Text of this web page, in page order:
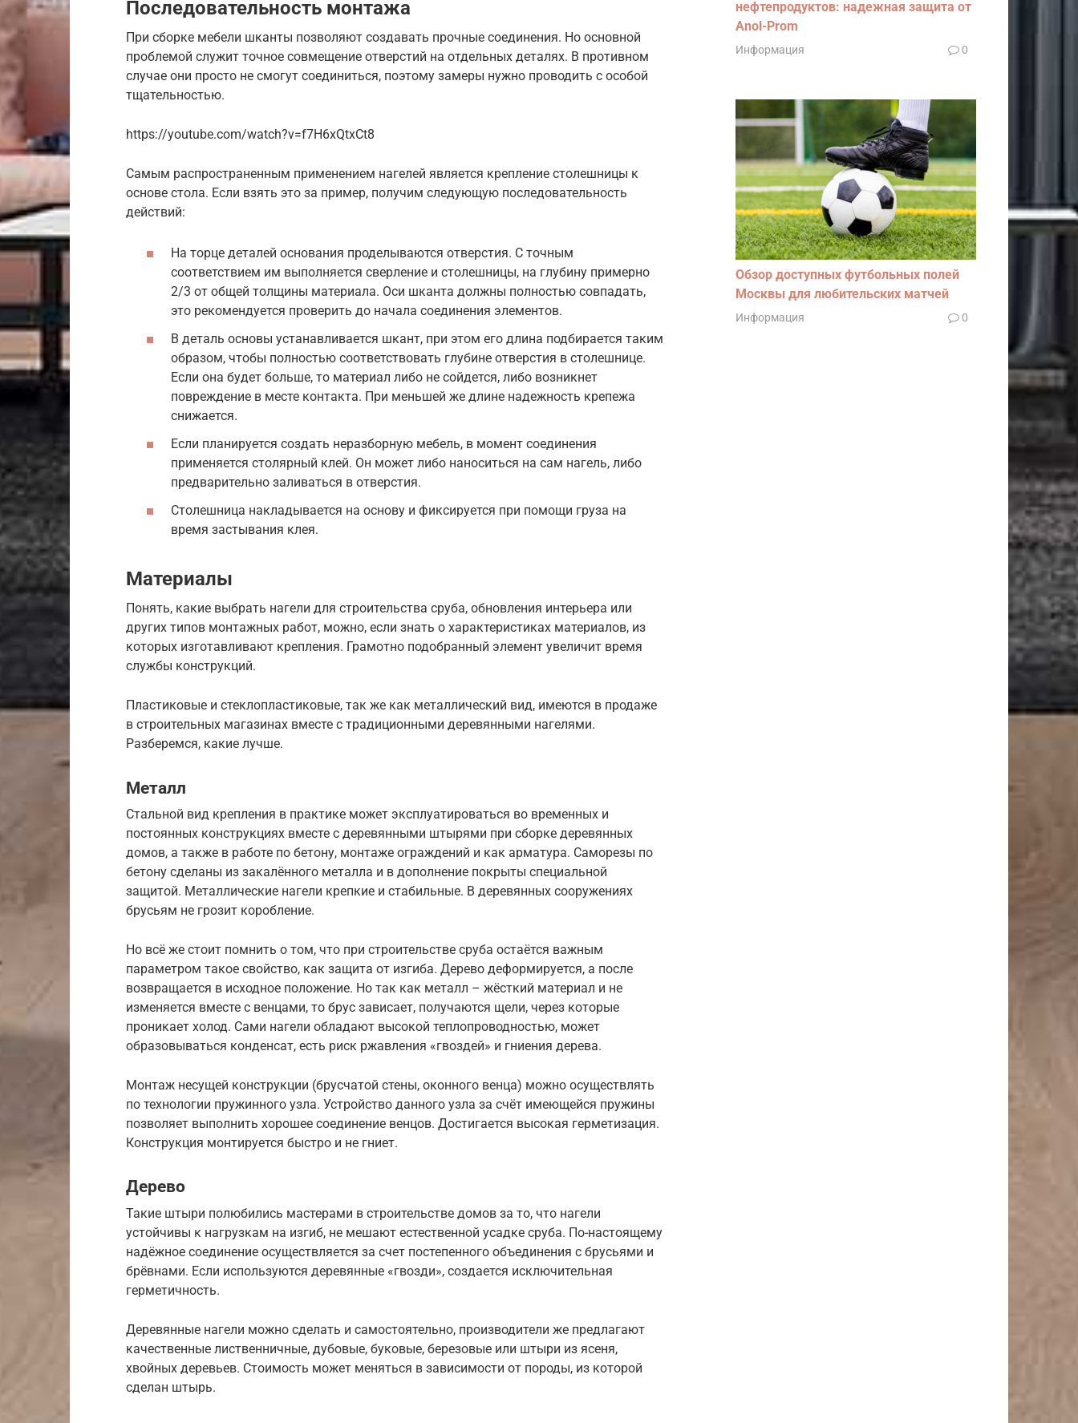
Последовательность монтажа
При сборке мебели шканты позволяют создавать прочные соединения. Но основной
проблемой служит точное совмещение отверстий на отдельных деталях. В противном
случае они просто не смогут соединиться, поэтому замеры нужно проводить с особой
тщательностью.
https://youtube.com/watch?v=f7H6xQtxCt8
Самым распространенным применением нагелей является крепление столешницы к
основе стола. Если взять это за пример, получим следующую последовательность
действий:
На торце деталей основания проделываются отверстия. С точным
соответствием им выполняется сверление и столешницы, на глубину примерно
2/3 от общей толщины материала. Оси шканта должны полностью совпадать,
это рекомендуется проверить до начала соединения элементов.
В деталь основы устанавливается шкант, при этом его длина подбирается таким
образом, чтобы полностью соответствовать глубине отверстия в столешнице.
Если она будет больше, то материал либо не сойдется, либо возникнет
повреждение в месте контакта. При меньшей же длине надежность крепежа
снижается.
Если планируется создать неразборную мебель, в момент соединения
применяется столярный клей. Он может либо наноситься на сам нагель, либо
предварительно заливаться в отверстия.
Столешница накладывается на основу и фиксируется при помощи груза на
время застывания клея.
Материалы
Понять, какие выбрать нагели для строительства сруба, обновления интерьера или
других типов монтажных работ, можно, если знать о характеристиках материалов, из
которых изготавливают крепления. Грамотно подобранный элемент увеличит время
службы конструкций.
Пластиковые и стеклопластиковые, так же как металлический вид, имеются в продаже
в строительных магазинах вместе с традиционными деревянными нагелями.
Разберемся, какие лучше.
Металл
Стальной вид крепления в практике может эксплуатироваться во временных и
постоянных конструкциях вместе с деревянными штырями при сборке деревянных
домов, а также в работе по бетону, монтаже ограждений и как арматура. Саморезы по
бетону сделаны из закалённого металла и в дополнение покрыты специальной
защитой. Металлические нагели крепкие и стабильные. В деревянных сооружениях
брусьям не грозит коробление.
Но всё же стоит помнить о том, что при строительстве сруба остаётся важным
параметром такое свойство, как защита от изгиба. Дерево деформируется, а после
возвращается в исходное положение. Но так как металл – жёсткий материал и не
изменяется вместе с венцами, то брус зависает, получаются щели, через которые
проникает холод. Сами нагели обладают высокой теплопроводностью, может
образовываться конденсат, есть риск ржавления «гвоздей» и гниения дерева.
Монтаж несущей конструкции (брусчатой стены, оконного венца) можно осуществлять
по технологии пружинного узла. Устройство данного узла за счёт имеющейся пружины
позволяет выполнить хорошее соединение венцов. Достигается высокая герметизация.
Конструкция монтируется быстро и не гниет.
Дерево
Такие штыри полюбились мастерами в строительстве домов за то, что нагели
устойчивы к нагрузкам на изгиб, не мешают естественной усадке сруба. По-настоящему
надёжное соединение осуществляется за счет постепенного объединения с брусьями и
брёвнами. Если используются деревянные «гвозди», создается исключительная
герметичность.
Деревянные нагели можно сделать и самостоятельно, производители же предлагают
качественные лиственничные, дубовые, буковые, березовые или штыри из ясеня,
хвойных деревьев. Стоимость может меняться в зависимости от породы, из которой
сделан штырь.
нефтепродуктов: надежная защита от
Anol-Prom
Информация 0
Обзор доступных футбольных полей
Москвы для любительских матчей
Информация 0